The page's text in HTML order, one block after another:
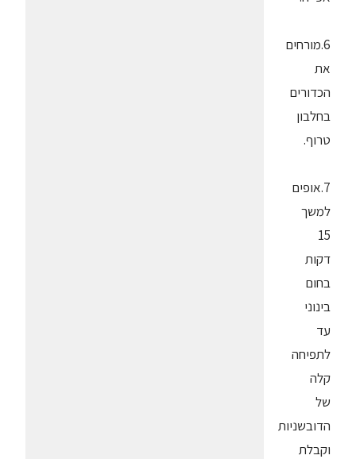
6.מורחים
את
הכדורים
בחלבון
טרוף.
7.אופים
למשך
15
דקות
בחום
בינוני
עד
לתפיחה
קלה
של
הדובשניות
וקבלת